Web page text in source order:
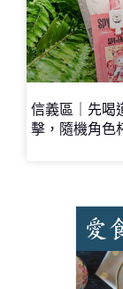
信義區｜先喝
擊，隨機角色